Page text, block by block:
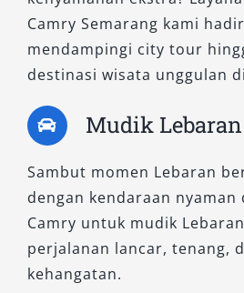
Camry Semarang kami
mendampingi city tour
destinasi wisata unggulan
Mudik Lebaran
Sambut momen Lebaran
dengan kendaraan nyaman
Camry untuk mudik
perjalanan lancar, tenang,
kehangatan.